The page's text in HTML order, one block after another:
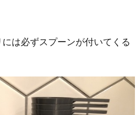
は必ずスプーンが付いてくる